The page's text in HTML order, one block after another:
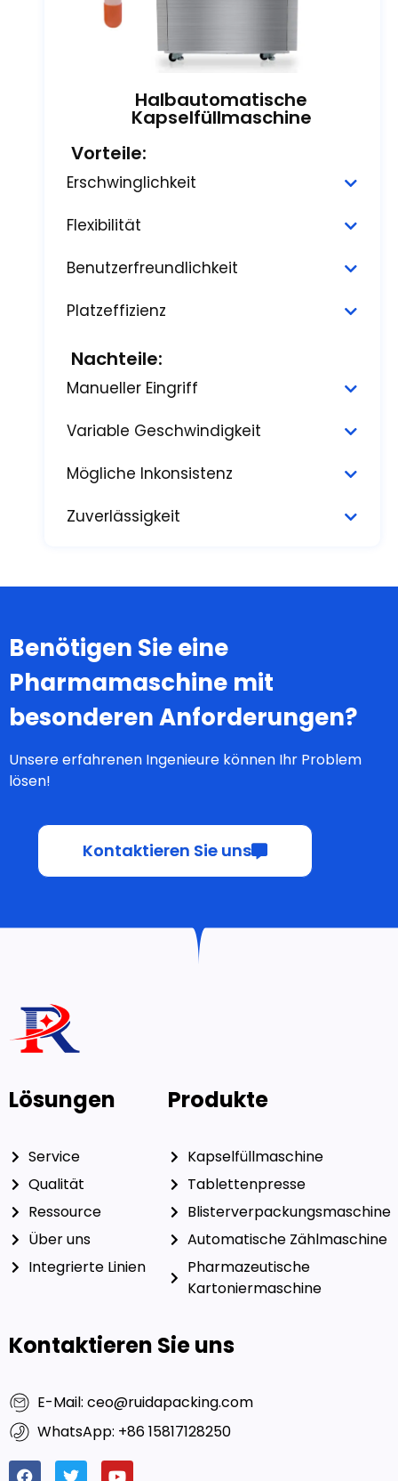
Halbautomatische
Kapselfüllmaschine
Vorteile:
Erschwinglichkeit
Flexibilität
Benutzerfreundlichkeit
Platzeffizienz
Nachteile:
Manueller Eingriff
Variable Geschwindigkeit
Mögliche Inkonsistenz
Zuverlässigkeit
Benötigen Sie eine
Pharmamaschine mit
besonderen Anforderungen?
Unsere erfahrenen Ingenieure können Ihr Problem
lösen!
Kontaktieren Sie uns
Lösungen
Service
Qualität
Ressource
Über uns
Integrierte Linien
Produkte
Kapselfüllmaschine
Tablettenpresse
Blisterverpackungsmaschine
Automatische Zählmaschine
Pharmazeutische
Kartoniermaschine
Kontaktieren Sie uns
E-Mail: ceo@ruidapacking.com
WhatsApp: +86 15817128250